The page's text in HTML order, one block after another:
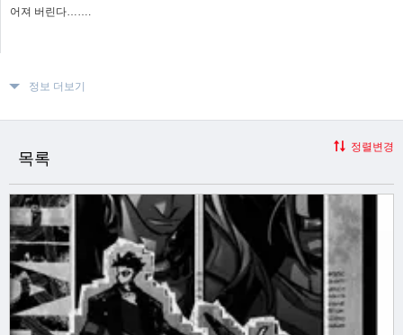
어져 버린다…….
정보 더보기
목록
정렬변경